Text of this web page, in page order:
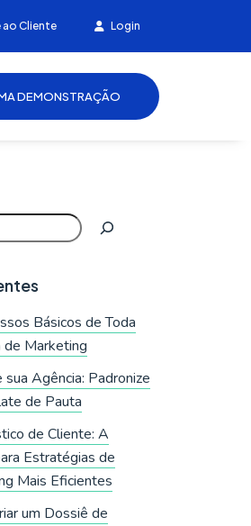
Cliente Login
DEMONSTRAÇÃO
Básicos de Toda
de Marketing
sua Agência: Padronize
de Pauta
de Cliente: A
Estratégias de
Mais Eficientes
um Dossiê de